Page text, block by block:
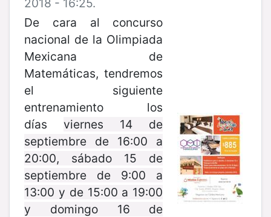
De cara al concurso
nacional de la Olimpiada
Mexicana de
Matemáticas, tendremos
el siguiente
entrenamiento los
díasviernes 14 de
septiembre de 16:00 a
20:00, sábado 15 de
septiembre de 9:00 a
13:00 y de 15:00 a 19:00
y domingo 16 de